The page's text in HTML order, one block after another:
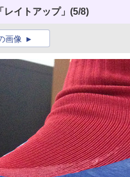
イトアップ」 (5/8)
画像